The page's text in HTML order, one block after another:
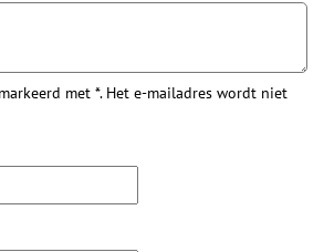
met *. Het e-mailadres wordt niet